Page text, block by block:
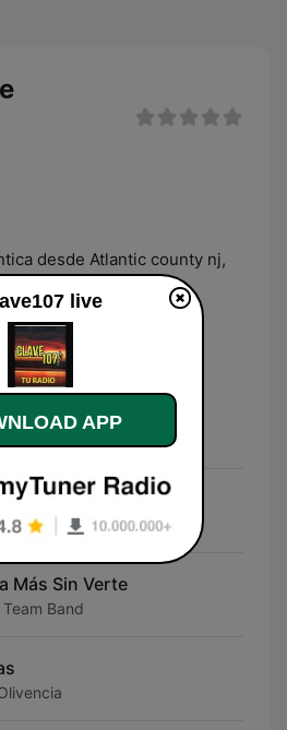
desde Atlantic county nj,
30 days
Cuanto Te Amo
Más Sin Verte
Band
live
APP